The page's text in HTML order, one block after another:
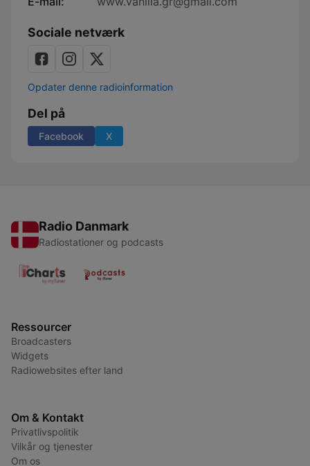
Sociale netværk
Opdater denne radioinformation
Del på
Facebook X
Radio Danmark
Radiostationer og podcasts
Ressourcer
Broadcasters
Widgets
Radiowebsites efter land
Om & Kontakt
Privatlivspolitik
Vilkår og tjenester
Om os